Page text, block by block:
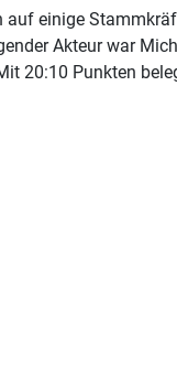
einige
Akteur war
20:10 Punkten